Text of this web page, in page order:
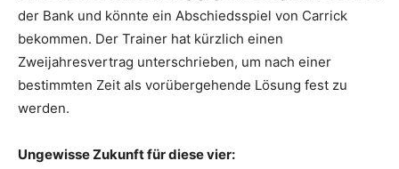
der Bank und könnte ein Abschiedsspiel von Carrick
bekommen. Der Trainer hat kürzlich einen
Zweijahresvertrag unterschrieben, um nach einer
bestimmten Zeit als vorübergehende Lösung fest zu
werden.
Ungewisse Zukunft für diese vier: